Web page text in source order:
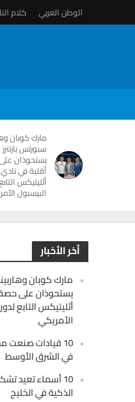
الوطن العربي كلام
مارك كوبان
سبورتس بارتنرز
يستحوذان
أقلية في نادي
أثليتيكس
البيسبول
أخر الأخبار
مارك كوبان
يستحوذان على
أثليتيكس التابع
الأمريكي
10 قيادات صنعت
في الشرق الأوسط
10 أسماء تعيد
الذكية في الخليج